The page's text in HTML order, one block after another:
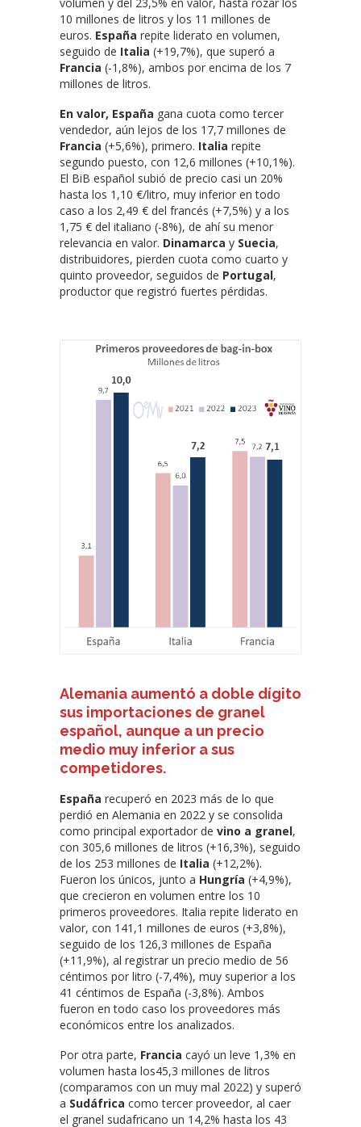
10 millones de litros y los 11 millones de
euros. España repite liderato en volumen,
seguido de Italia (+19,7%), que superó a
Francia (-1,8%), ambos por encima de los 7
millones de litros.
En valor, España gana cuota como tercer
vendedor, aún lejos de los 17,7 millones de
Francia (+5,6%), primero. Italia repite
segundo puesto, con 12,6 millones (+10,1%).
El BiB español subió de precio casi un 20%
hasta los 1,10 €/litro, muy inferior en todo
caso a los 2,49 € del francés (+7,5%) y a los
1,75 € del italiano (-8%), de ahí su menor
relevancia en valor. Dinamarca y Suecia,
distribuidores, pierden cuota como cuarto y
quinto proveedor, seguidos de Portugal,
productor que registró fuertes pérdidas.
Alemania aumentó a doble dígito
sus importaciones de granel
español, aunque a un precio
medio muy inferior a sus
competidores.
España recuperó en 2023 más de lo que
perdió en Alemania en 2022 y se consolida
como principal exportador de vino a granel,
con 305,6 millones de litros (+16,3%), seguido
de los 253 millones de Italia (+12,2%).
Fueron los únicos, junto a Hungría (+4,9%),
que crecieron en volumen entre los 10
primeros proveedores. Italia repite liderato en
valor, con 141,1 millones de euros (+3,8%),
seguido de los 126,3 millones de España
(+11,9%), al registrar un precio medio de 56
céntimos por litro (-7,4%), muy superior a los
41 céntimos de España (-3,8%). Ambos
fueron en todo caso los proveedores más
económicos entre los analizados.
Por otra parte, Francia cayó un leve 1,3% en
volumen hasta los45,3 millones de litros
(comparamos con un muy mal 2022) y superó
a Sudáfrica como tercer proveedor, al caer
el granel sudafricano un 14,2% hasta los 43